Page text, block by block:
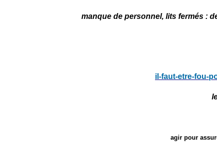
manque de personnel, lits fermés :
il-faut-etre-fou-
agir pour